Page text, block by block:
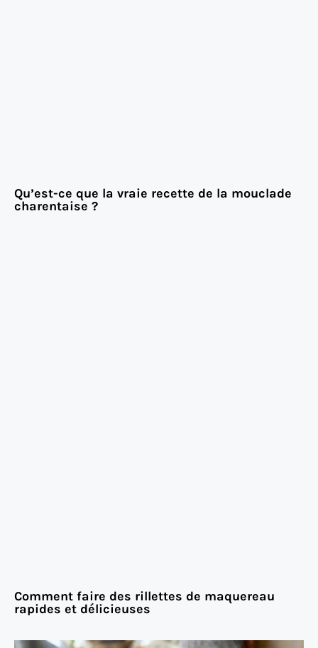
Qu’est-ce que la vraie recette de la mouclade
charentaise ?
Comment faire des rillettes de maquereau
rapides et délicieuses